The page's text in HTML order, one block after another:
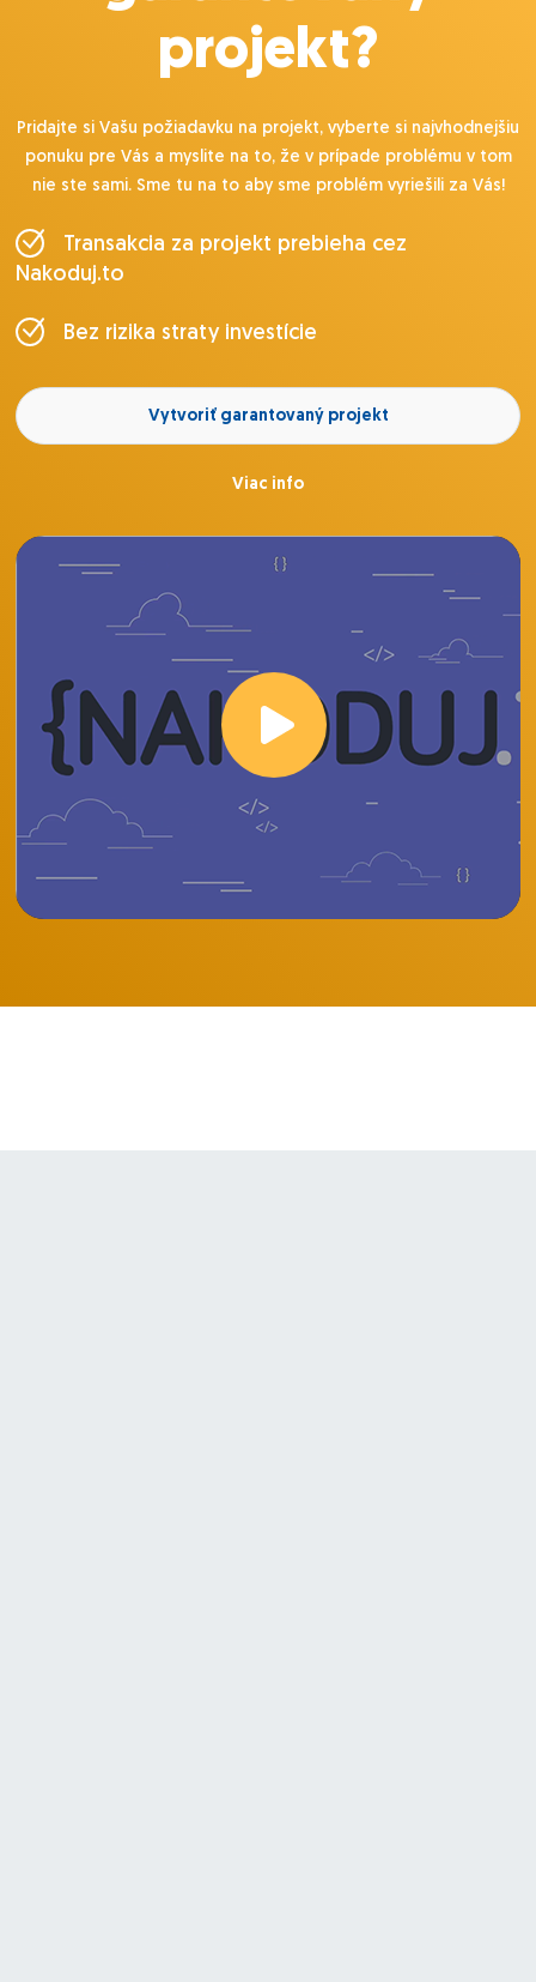
projekt?
Pridajte si Vašu požiadavku na projekt, vyberte si najvhodnejšiu
ponuku pre Vás a myslite na to, že v prípade problému v tom
nie ste sami. Sme tu na to aby sme problém vyriešili za Vás!
Transakcia za projekt prebieha cez
Nakoduj.to
Bez rizika straty investície
Vytvoriť garantovaný projekt
Viac info